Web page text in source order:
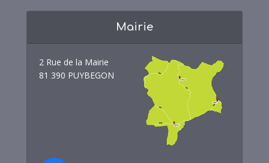
Mairie
2 Rue de la Mairie
81 390 PUYBEGON